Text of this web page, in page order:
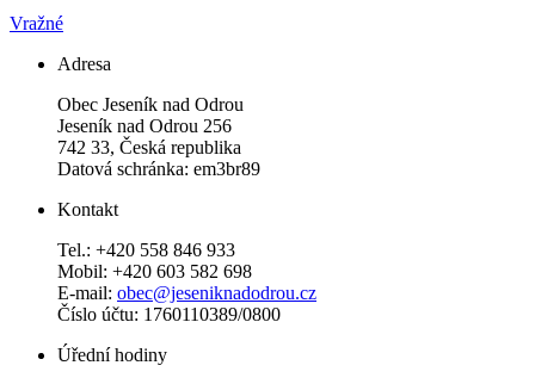
Vražné
Adresa
Obec Jeseník nad Odrou
Jeseník nad Odrou 256
742 33, Česká republika
Datová schránka: em3br89
Kontakt
Tel.: +420 558 846 933
Mobil: +420 603 582 698
E-mail: obec@jeseniknadodrou.cz
Číslo účtu: 1760110389/0800
Úřední hodiny